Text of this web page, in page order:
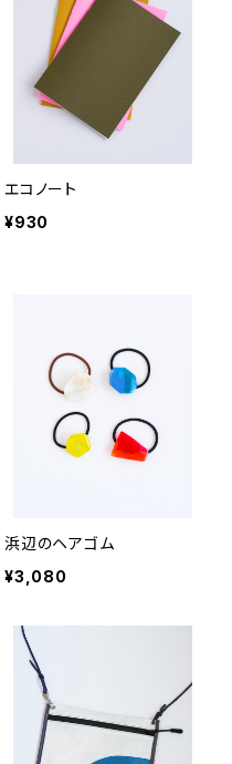
エコノート
¥930
浜辺のヘアゴム
¥3,080